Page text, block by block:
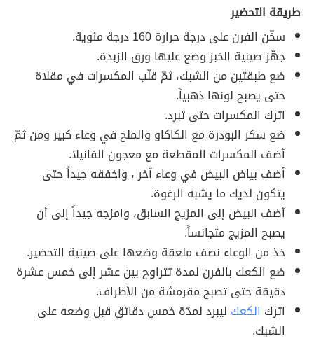
طريقة التحضير
سخّن الفرن على درجة حرارة 160 درجة مئوية.
جهّز صينية الخبز وضع عليها ورق الزبدة.
ضع طبقتين من الشبك، ثمّ قلّب المكسرات في مقلاة
حتى يصبح لونها ذهبياً.
اترك المكسرات حتى تبرد.
ضع سكر البودرة مع الكاكاو والملح في وعاء كبير ومن ثمّ
أضف المكسرات المقطعة مع معجون الفانيلا.
أضف بياض البيض في وعاء آخر ، واخفقه جيداً حتى
يتكون لديك ما يشبه الرغوة.
أضف البيض إلى المزيج السابق، وامزجه جيداً إلى أن
يصبح المزيج متجانساً.
خذ من الوعاء نصف ملعقة وضعها على صينية التحضير.
ضع الكعك بالفرن لمدة تتراوح بين عشر إلى خمس عشرة
دقيقة حتى تصبح مقرمشة من الأطراف.
اترك الكعك ليبرد لمدّة خمس دقائق قبل وضعه على
الشبك.